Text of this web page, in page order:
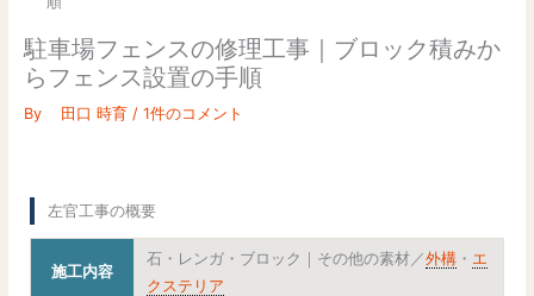
駐車場フェンスの修理工事｜ブロック積みか
らフェンス設置の手順
By 田口 時育 / 1件のコメント
左官工事の概要
施工内容
石・レンガ・ブロック｜その他の素材／外構・ エ
クステリア